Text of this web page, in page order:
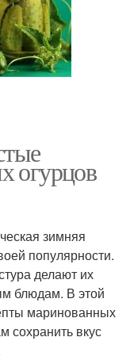
огурцов
зимняя
популярности.
делают их
блюдам. В этой
маринованных
сохранить вкус